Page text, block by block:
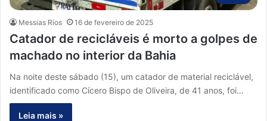
Messias Rios 16 de fevereiro de 2025
Catador de recicláveis é morto a golpes de
machado no interior da Bahia
Na noite deste sábado (15), um catador de material reciclável,
identificado como Cícero Bispo de Oliveira, de 41 anos, foi…
Leia mais »